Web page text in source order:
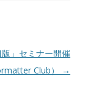
版」セミナー開催
Club）
→